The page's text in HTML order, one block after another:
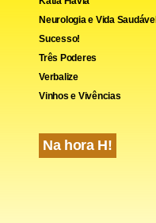
Neurologia e Vida Saudável
Sucesso!
Três Poderes
Verbalize
Vinhos e Vivências
Na hora H!